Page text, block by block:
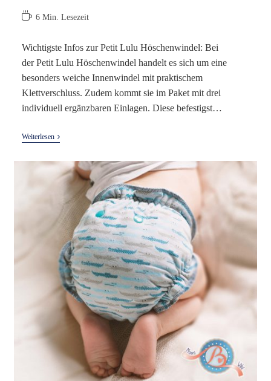
Lesedauer:
6 Min. Lesezeit
Wichtigste Infos zur Petit Lulu Höschenwindel: Bei
der Petit Lulu Höschenwindel handelt es sich um eine
besonders weiche Innenwindel mit praktischem
Klettverschluss. Zudem kommt sie im Paket mit drei
individuell ergänzbaren Einlagen. Diese befestigst…
WeiterlesenPetit
Test